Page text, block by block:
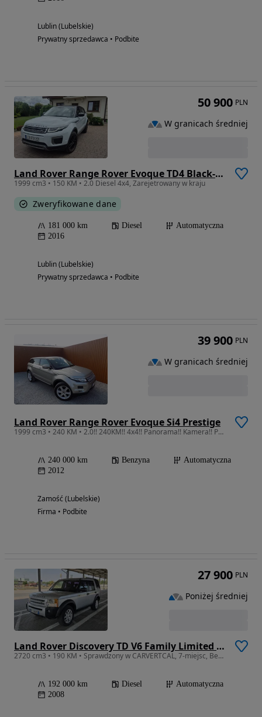
Lublin (Lubelskie)
Prywatny sprzedawca • Podbite
Land Rover Range Rover Evoque TD4 Black-Edition
1999 cm3 • 150 KM • 2.0 Diesel 4x4, Zarejetrowany w kraju
Zweryfikowane dane
181 000 km Diesel
Automatyczna
2016
Lublin (Lubelskie)
Prywatny sprzedawca • Podbite
50 900 PLN
W granicach średniej
Land Rover Range Rover Evoque Si4 Prestige
1999 cm3 • 240 KM • 2.0!! 240KM!! 4x4!! Panorama!! Kamera!! Pamięci!!
240 000 km Benzyna
Automatyczna
2012
Zamość (Lubelskie)
Firma • Podbite
39 900 PLN
W granicach średniej
Land Rover Discovery TD V6 Family Limited Edition
2720 cm3 • 190 KM • Sprawdzony w CARVERTCAL, 7-miejsc, Bezwypadkowy !!!
192 000 km Diesel
Automatyczna
2008
27 900 PLN
Poniżej średniej